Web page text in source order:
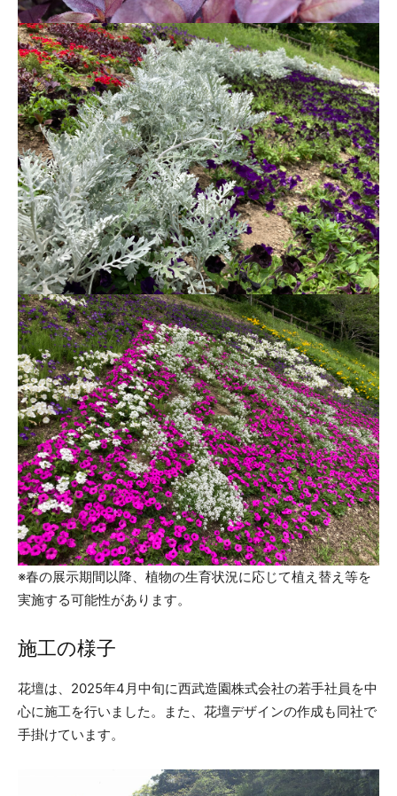
※春の展示期間以降、植物の生育状況に応じて植え替え等を
実施する可能性があります。
施工の様子
花壇は、2025年4月中旬に西武造園株式会社の若手社員を中
心に施工を行いました。また、花壇デザインの作成も同社で
手掛けています。